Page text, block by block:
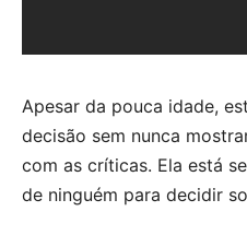
Apesar da pouca idade,
decisão sem nunca
com as críticas. Ela está
de ninguém para decidir